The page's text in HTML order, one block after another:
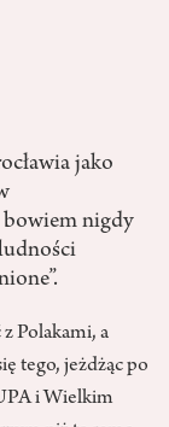
jako
bowiem nigdy
Polakami, a
tego, jeżdżąc po
i Wielkim